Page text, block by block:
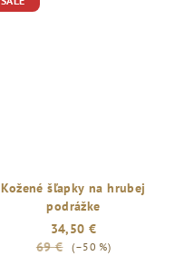
Kožené šľapky na hrubej
podrážke
34,50 €
69 €
(–50 %)